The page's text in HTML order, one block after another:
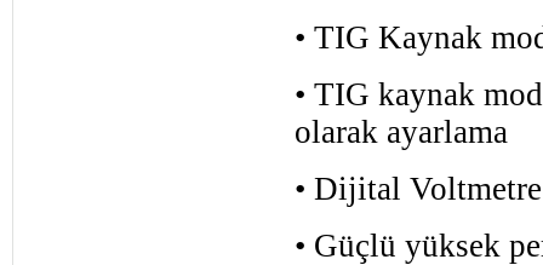
• TIG Kaynak
• TIG kaynak
olarak ayarlama
• Dijital
• Güçlü yüksek